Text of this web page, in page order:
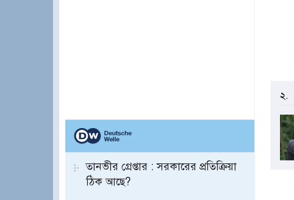
তানভীর গ্রেপ্তার : সরকারের প্রতিক্রিয়া
ঠিক আছে?
২.